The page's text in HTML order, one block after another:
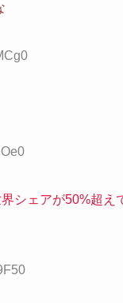
シェアが50%超え